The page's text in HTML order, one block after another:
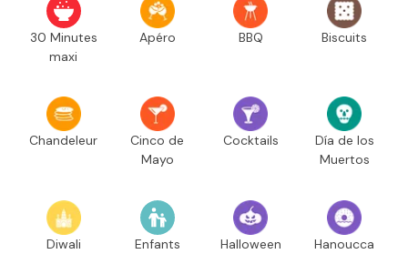
30 Minutes
maxi
Apéro BBQ Biscuits
Chandeleur
Cinco de
Mayo
Cocktails
Día de los
Muertos
Diwali Enfants Halloween Hanoucca